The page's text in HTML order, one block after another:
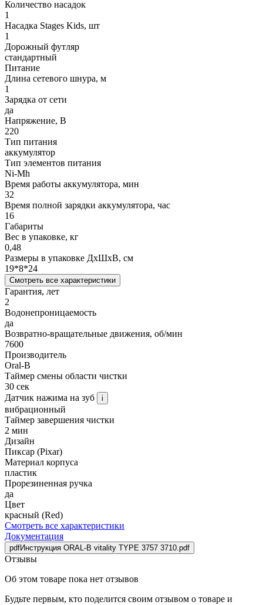
Количество насадок
1
Насадка Stages Kids, шт
1
Дорожный футляр
стандартный
Питание
Длина сетевого шнура, м
1
Зарядка от сети
да
Напряжение, В
220
Тип питания
аккумулятор
Тип элементов питания
Ni-Mh
Время работы аккумулятора, мин
32
Время полной зарядки аккумулятора, час
16
Габариты
Вес в упаковке, кг
0,48
Размеры в упаковке ДxШxВ, см
19*8*24
Смотреть все характеристики
Гарантия, лет
2
Водонепроницаемость
да
Возвратно-вращательные движения, об/мин
7600
Производитель
Oral-B
Таймер смены области чистки
30 сек
Датчик нажима на зуб
i
вибрационный
Таймер завершения чистки
2 мин
Дизайн
Пиксар (Pixar)
Материал корпуса
пластик
Прорезиненная ручка
да
Цвет
красный (Red)
Смотреть все характеристики
Документация
pdfИнструкция ORAL-B vitality TYPE 3757 3710.pdf
Отзывы
Об этом товаре пока нет отзывов
Будьте первым, кто поделится своим отзывом о товаре и